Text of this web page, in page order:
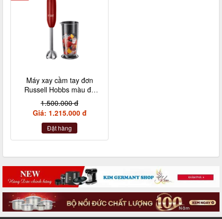
Máy xay cầm tay đơn
Russell Hobbs màu đỏ
kèm 1 cốc
1.500.000 đ
Giá: 1.215.000 đ
Đặt hàng